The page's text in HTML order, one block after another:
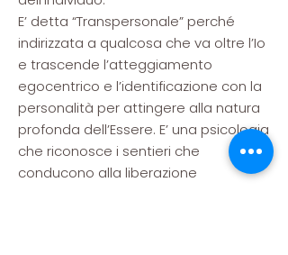
E’ detta “Transpersonale” perché
indirizzata a qualcosa che va oltre l’Io
e trascende l’atteggiamento
egocentrico e l’identificazione con la
personalità per attingere alla natura
profonda dell’Essere. E’ una psicologia
che riconosce i sentieri che
conducono alla liberazione